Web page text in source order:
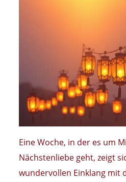
Eine Woche, in der es um
Nächstenliebe geht, zeigt
wundervollen Einklang mit